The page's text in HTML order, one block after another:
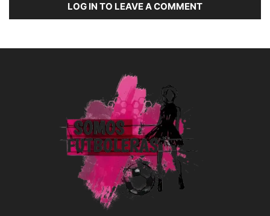
LOG IN TO LEAVE A COMMENT